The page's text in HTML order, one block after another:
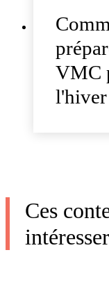
VMC
l'hiver
Ces
intéresser